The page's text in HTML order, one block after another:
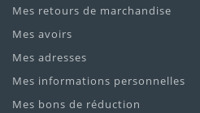
Mes retours de marchandise
Mes avoirs
Mes adresses
Mes informations personnelles
Mes bons de réduction